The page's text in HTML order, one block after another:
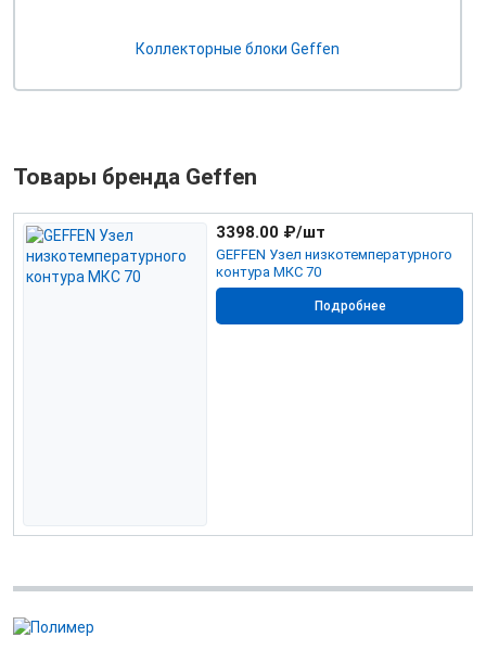
Коллекторные блоки Geffen
Товары бренда Geffen
GEFFEN Узел низкотемпературного
контура МКС 70
3398.00 ₽/шт
Подробнее